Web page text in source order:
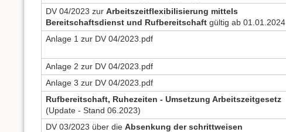
DV 04/2023 zur Arbeitszeitflexibilisierung mittels
Bereitschaftsdienst und Rufbereitschaft gültig ab 01.01.2024
Anlage 1 zur DV 04/2023.pdf
Anlage 2 zur DV 04/2023.pdf
Anlage 3 zur DV 04/2023.pdf
Rufbereitschaft, Ruhezeiten - Umsetzung Arbeitszeitgesetz
(Update - Stand 06.2023)
DV 03/2023 über die Absenkung der schrittweisen